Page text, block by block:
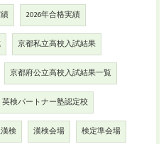
2026年合格実績
京都私立高校入試結果
京都府公立高校入試結果一覧
英検パートナー塾認定校
検 漢検会場 検定準会場